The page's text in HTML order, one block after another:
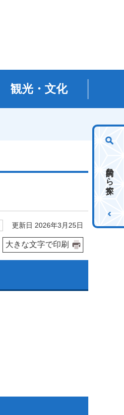
観光・文化
目的から探す
更新日 2026年3月25日
大きな文字で印刷